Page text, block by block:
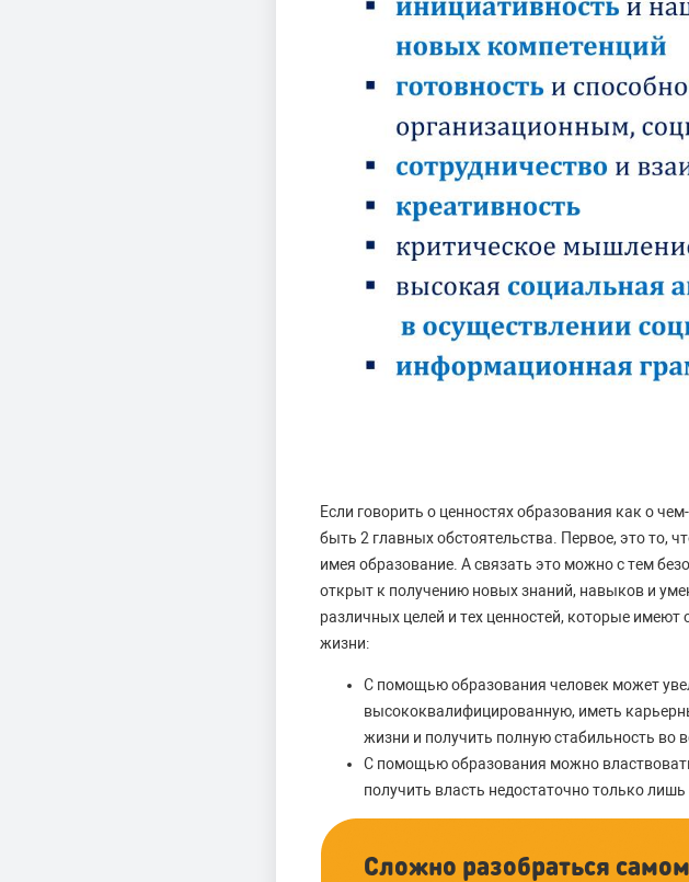
Если говорить о ценностях образования как о
быть 2 главных обстоятельства. Первое, это то,
имея образование. А связать это можно с тем
открыт к получению новых знаний, навыков и
различных целей и тех ценностей, которые
жизни:
С помощью образования человек может
высококвалифицированную, иметь
жизни и получить полную стабильность во
С помощью образования можно
получить власть недостаточно только лишь
Сложно разобраться